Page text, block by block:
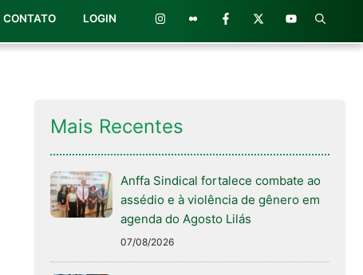
CONTATO LOGIN
Mais Recentes
Anffa Sindical fortalece combate ao
assédio e à violência de gênero em
agenda do Agosto Lilás
07/08/2026